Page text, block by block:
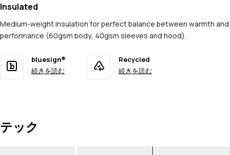
Insulated
Medium-weight insulation for perfect balance between warmth and
performance (60gsm body, 40gsm sleeves and hood).
bluesign®
続きを読む
Recycled
続きを読む
テック